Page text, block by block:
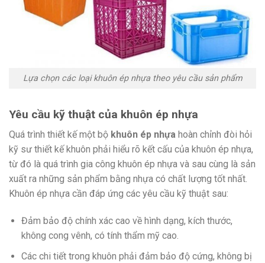
Lựa chọn các loại khuôn ép nhựa theo yêu cầu sản phẩm
Yêu cầu kỹ thuật của khuôn ép nhựa
Quá trình thiết kế một bộ khuôn ép nhựa hoàn chỉnh đòi hỏi
kỹ sư thiết kế khuôn phải hiểu rõ kết cấu của khuôn ép nhựa,
từ đó là quá trình gia công khuôn ép nhựa và sau cùng là sản
xuất ra những sản phẩm bằng nhựa có chất lượng tốt nhất.
Khuôn ép nhựa cần đáp ứng các yêu cầu kỹ thuật sau:
Đảm bảo độ chính xác cao về hình dạng, kích thước,
không cong vênh, có tính thẩm mỹ cao.
Các chi tiết trong khuôn phải đảm bảo độ cứng, không bị